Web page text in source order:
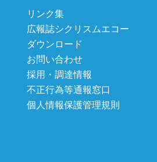
リンク集
広報誌シクリスムエコー
ダウンロード
お問い合わせ
採用・調達情報
不正行為等通報窓口
個人情報保護管理規則